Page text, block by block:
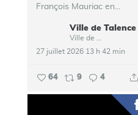
François Mauriac en...
Ville de Talence
27 juillet 2026 13 h 42 min
64 9 4